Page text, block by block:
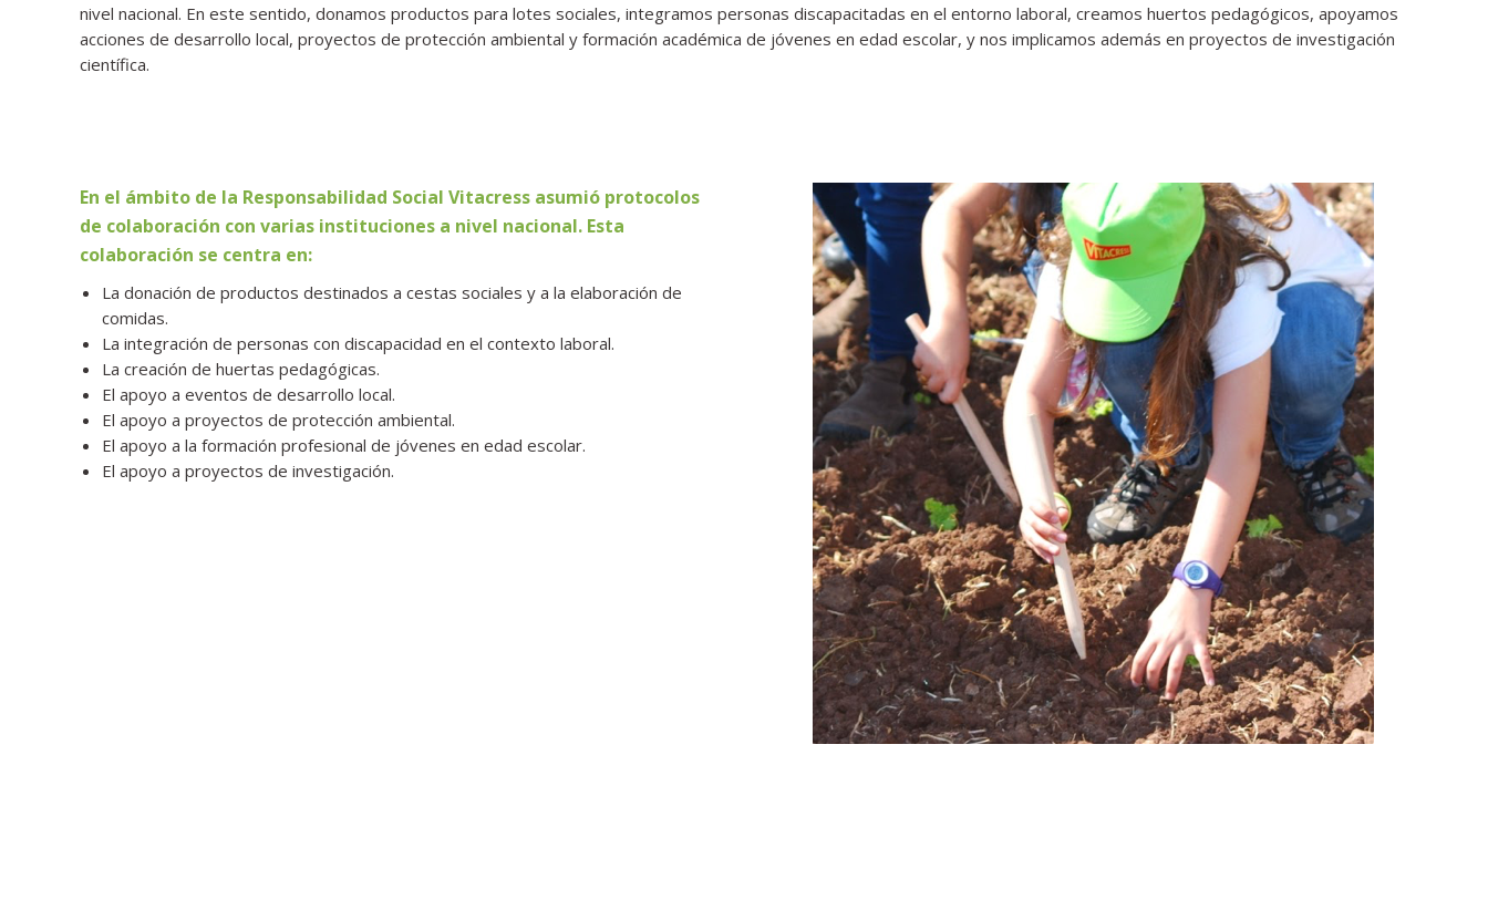
nivel nacional. En este sentido, donamos productos para lotes sociales, integramos personas discapacitadas en el entorno laboral, creamos huertos pedagógicos, apoyamos
acciones de desarrollo local, proyectos de protección ambiental y formación académica de jóvenes en edad escolar, y nos implicamos además en proyectos de investigación
científica.
En el ámbito de la Responsabilidad Social Vitacress asumió protocolos
de colaboración con varias instituciones a nivel nacional. Esta
colaboración se centra en:
La donación de productos destinados a cestas sociales y a la elaboración de
comidas.
La integración de personas con discapacidad en el contexto laboral.
La creación de huertas pedagógicas.
El apoyo a eventos de desarrollo local.
El apoyo a proyectos de protección ambiental.
El apoyo a la formación profesional de jóvenes en edad escolar.
El apoyo a proyectos de investigación.